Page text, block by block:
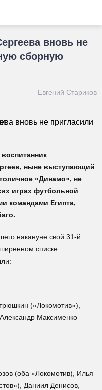
вновь не
сборную
Евгений Стариков
ныне выступающий
«Динамо», не
играх футбольной
командами Египта,
накануне свой 31-й
списке
(«Локомотив»),
Максименко
(оба «Локомотив), Илья
Даниил Денисов,